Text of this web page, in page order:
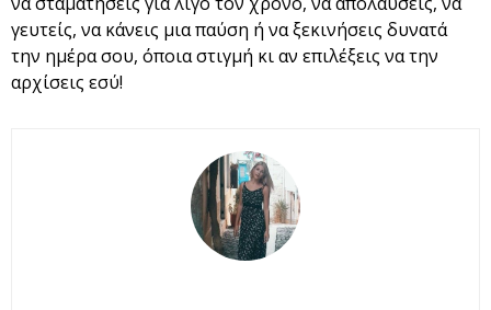
γευτείς, να κάνεις μια παύση ή να ξεκινήσεις δυνατά
την ημέρα σου, όποια στιγμή κι αν επιλέξεις να την
αρχίσεις εσύ!